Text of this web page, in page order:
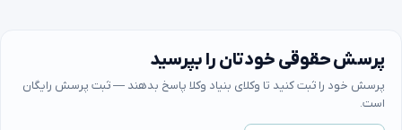
پرسش حقوقی خودتان را بپرسید
پرسش خود را ثبت کنید تا وکلای بنیاد وکلا پاسخ بدهند — ثبت پرسش رایگان
است.